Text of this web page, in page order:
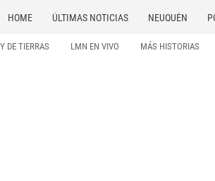
HOME ÚLTIMAS NOTICIAS NEUQUÉN
DE TIERRAS LMN EN VIVO MÁS HISTORIAS